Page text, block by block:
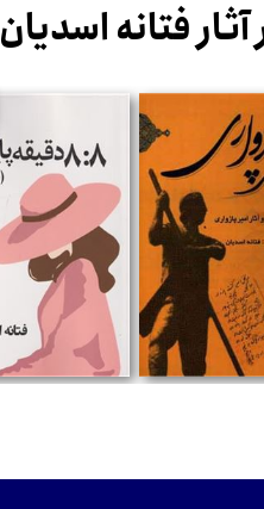
فتانه اسدیان